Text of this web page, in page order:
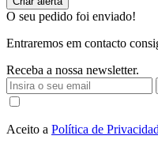
O seu pedido foi enviado!
Entraremos em contacto
Receba a nossa newsletter.
Aceito a Política de